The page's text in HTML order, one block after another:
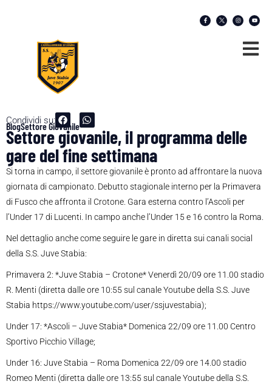
Condividi su:
BlogSettore Giovanile
Settore giovanile, il programma delle
gare del fine settimana
Si torna in campo, il settore giovanile è pronto ad affrontare la nuova
giornata di campionato. Debutto stagionale interno per la Primavera
di Fusco che affronta il Crotone. Gara esterna contro l’Ascoli per
l’Under 17 di Lucenti. In campo anche l’Under 15 e 16 contro la Roma.
Nel dettaglio anche come seguire le gare in diretta sui canali social
della S.S. Juve Stabia:
Primavera 2: *Juve Stabia – Crotone* Venerdì 20/09 ore 11.00 stadio
R. Menti (diretta dalle ore 10:55 sul canale Youtube della S.S. Juve
Stabia https://www.youtube.com/user/ssjuvestabia);
Under 17: *Ascoli – Juve Stabia* Domenica 22/09 ore 11.00 Centro
Sportivo Picchio Village;
Under 16: Juve Stabia – Roma Domenica 22/09 ore 14.00 stadio
Romeo Menti (diretta dalle ore 13:55 sul canale Youtube della S.S.